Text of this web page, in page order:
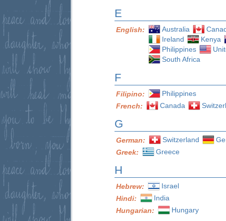
E
English: Australia
Ireland
Kenya
Philippines
South Africa
F
Filipino:
Philippines
French:
Canada
G
German: Switzerland
Greek:
Greece
H
Hebrew:
Israel
Hindi:
India
Hungarian:
Hungary